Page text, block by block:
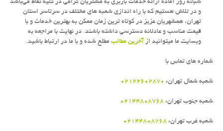
شبانه روز آماده ارائه خدمات باربری به مشتریان گرامی در کلیه نقاط می‌باشد
و در تلاش هستیم که با راه اندازی شعبه های مختلف در سرتاسر استان
تهران، همشهریان عزیز در کوتاه ترین زمان ممکن به بهترین خدمات و با
قیمت مناسب و عادلانه دسترسی داشته باشند. در نهایت با مراجعه به
وبسایت ما میتوانید ازآخرین مطالبمطلع شده و با ما در ارتباط باشید.
شماره های تماس با
شعبه شمال تهران:۰۲۱۲۲۶۰۲۸۷۰
شعبه جنوب تهران:۰۲۱۴۴۸۰۸۷۶۸
شعبه غرب تهران:۰۲۱۴۴۸۰۸۷۶۸